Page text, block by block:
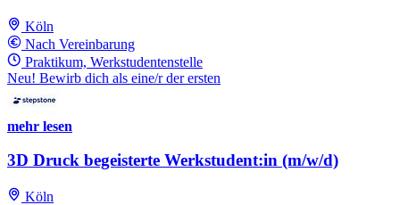
Köln
Nach Vereinbarung
Praktikum, Werkstudentenstelle
Neu! Bewirb dich als eine/r der ersten
mehr lesen
3D Druck begeisterte Werkstudent:in (m/w/d)
Köln